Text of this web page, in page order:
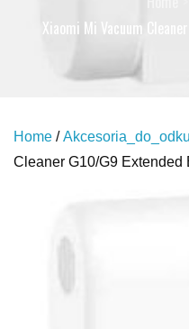
Xiaomi Mi Vacuum
Home /
Cleaner G10/G9 Extended